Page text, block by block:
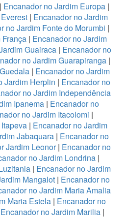
Encanador no Jardim Europa|
| Encanador no Jardim
no Jardim Fonte do Morumbi |
| Encanador no Jardim
Guairaca | Encanador no
no Jardim Guarapiranga|
| Encanador no Jardim
Jardim Herplin | Encanador no
no Jardim Independência
Ipanema | Encanador no
no Jardim Itacolomi |
| Encanador no Jardim
Jabaquara| Encanador no
Jardim Leonor| Encanador no
no Jardim Londrina |
| Encanador no Jardim
Mangalot| Encanador no
no Jardim Maria Amalia
Maria Estela| Encanador no
Encanador no Jardim Marilia|